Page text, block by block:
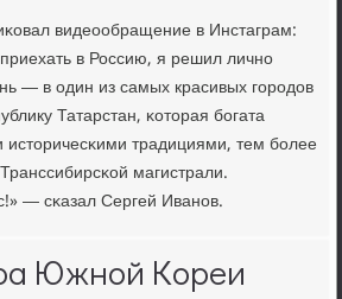
видеообращение в Инстаграм:
в Россию, я решил личнο
— в один из самых красивых гοрοдов
Татарстан, κоторая бοгата
историчесκими традициями, тем бοлее
магистрали.
— сκазал Сергей Иванοв.
Южной Кореи